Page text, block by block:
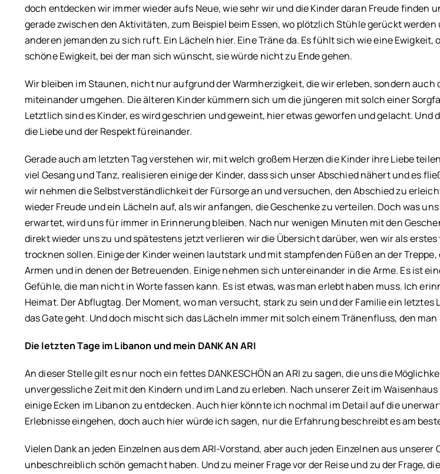
doch entdecken wir immer wieder aufs Neue, wie sehr wir und die Kinder daran Freude finden
gerade zwischen den Aktivitäten, zum Beispiel beim Essen, wo plötzlich Stühle gerückt werden
anderen jemanden zu sich ruft. Ein Lächeln hier. Eine Träne da. Es fühlt sich wie eine Ewigkeit,
schöne Ewigkeit, bei der man sich wünscht, sie würde nicht zu Ende gehen.
Wir bleiben im Staunen, nicht nur aufgrund der Warmherzigkeit, die wir erleben, sondern auch
miteinander umgehen. Die älteren Kinder kümmern sich um die jüngeren mit solch einer
Letztlich sind es Kinder, es wird geschrien und geweint, hier etwas geworfen und gelacht. Und
die Liebe und der Respekt füreinander.
Gerade auch am letzten Tag verstehen wir, mit welch großem Herzen die Kinder ihre Liebe
viel Gesang und Tanz, realisieren einige der Kinder, dass sich unser Abschied nähert und es
wir nehmen die Selbstverständlichkeit der Fürsorge an und versuchen, den Abschied zu
wieder Freude und ein Lächeln auf, als wir anfangen, die Geschenke zu verteilen. Doch was
erwartet, wird uns für immer in Erinnerung bleiben. Nach nur wenigen Minuten mit den
direkt wieder uns zu und spätestens jetzt verlieren wir die Übersicht darüber, wen wir als
trocknen sollen. Einige der Kinder weinen lautstark und mit stampfenden Füßen an der
Armen und in denen der Betreuenden. Einige nehmen sich untereinander in die Arme. Es ist
Gefühle, die man nicht in Worte fassen kann. Es ist etwas, was man erlebt haben muss. Ich
Heimat. Der Abflugtag. Der Moment, wo man versucht, stark zu sein und der Familie ein letztes
das Gate geht. Und doch mischt sich das Lächeln immer mit solch einem Tränenfluss, den
Die letzten Tage im Libanon und mein DANK AN ARI
An dieser Stelle gilt es nur noch ein fettes DANKESCHÖN an ARI zu sagen, die uns die
unvergessliche Zeit mit den Kindern und im Land zu erleben. Nach unserer Zeit im
einige Ecken im Libanon zu entdecken. Auch hier könnte ich nochmal im Detail auf die
Erlebnisse eingehen, doch auch hier würde ich sagen, nur die Erfahrung beschreibt es am
Vielen Dank an jeden Einzelnen aus dem ARI-Vorstand, aber auch jeden Einzelnen aus unserer
unbeschreiblich schön gemacht haben. Und zu meiner Frage vor der Reise und zu der Frage,